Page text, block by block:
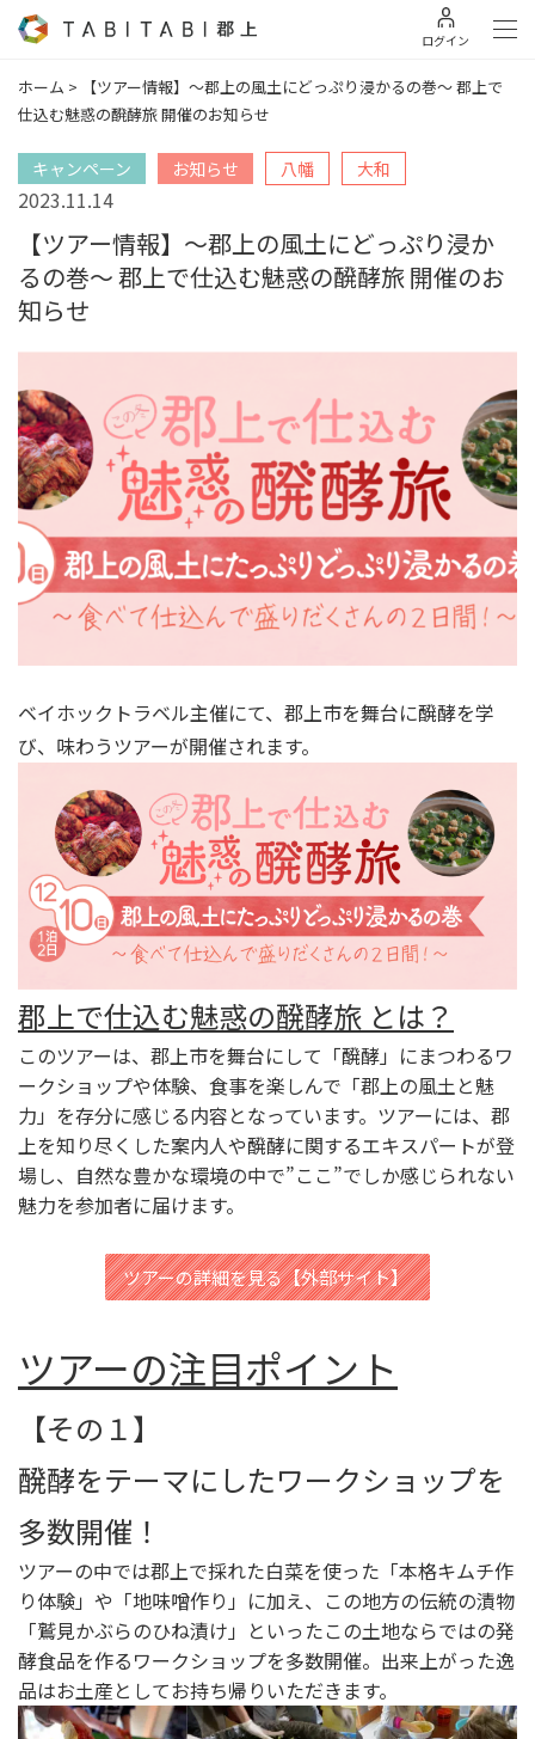
ログイン
ホーム >
【ツアー情報】〜郡上の風土にどっぷり浸かるの巻〜 郡上で
仕込む魅惑の醗酵旅 開催のお知らせ
キャンペーン お知らせ 八幡 大和
2023.11.14
【ツアー情報】〜郡上の風土にどっぷり浸か
るの巻〜 郡上で仕込む魅惑の醗酵旅 開催のお
知らせ
ベイホックトラベル主催にて、郡上市を舞台に醗酵を学
び、味わうツアーが開催されます。
郡上で仕込む魅惑の醗酵旅 とは？
このツアーは、郡上市を舞台にして「醗酵」にまつわるワ
ークショップや体験、食事を楽しんで「郡上の風土と魅
力」を存分に感じる内容となっています。ツアーには、郡
上を知り尽くした案内人や醗酵に関するエキスパートが登
場し、自然な豊かな環境の中で”ここ”でしか感じられない
魅力を参加者に届けます。
ツアーの詳細を見る【外部サイト】
ツアーの注目ポイント
【その１】
醗酵をテーマにしたワークショップを
多数開催！
ツアーの中では郡上で採れた白菜を使った「本格キムチ作
り体験」や「地味噌作り」に加え、この地方の伝統の漬物
「鷲見かぶらのひね漬け」といったこの土地ならではの発
酵食品を作るワークショップを多数開催。出来上がった逸
品はお土産としてお持ち帰りいただきます。